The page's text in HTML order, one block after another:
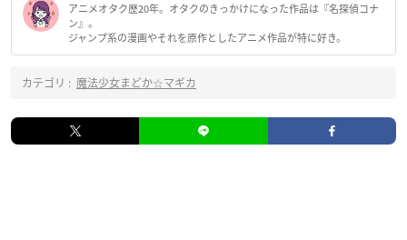
アニメオタク歴20年。オタクのきっかけになった作品は『名探偵コナ
ン』。
ジャンプ系の漫画やそれを原作としたアニメ作品が特に好き。
カテゴリ : 魔法少女まどか☆マギカ